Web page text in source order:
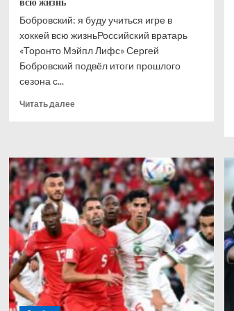
Бобровский: я буду учиться игре в
хоккей всю жизньРоссийский вратарь
«Торонто Мэйпл Лифс» Сергей
Бобровский подвёл итоги прошлого
сезона с...
Читать далееПрочитать
буду
учиться
игре
в
хоккей
всю
жизнь